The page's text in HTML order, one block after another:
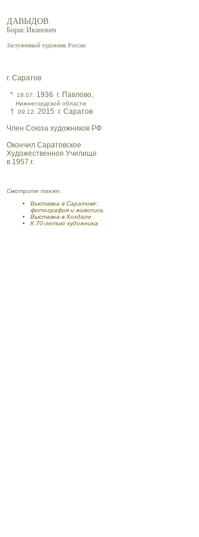
ДАВЫДОВ
Борис Иванович
Заслуженный художник России
г. Саратов
*
18.07. 1936 г. Павлово,
Нижнегордской области
† 09.12.
2015 г. Саратов
Член Союза художников РФ
Окончил Саратовское
Художественное Училище
в 1957 г.
Смотрите также:
Выставка в Саратове:
фотография и живопись
Выставка в Хохдале
К 70-летию художника